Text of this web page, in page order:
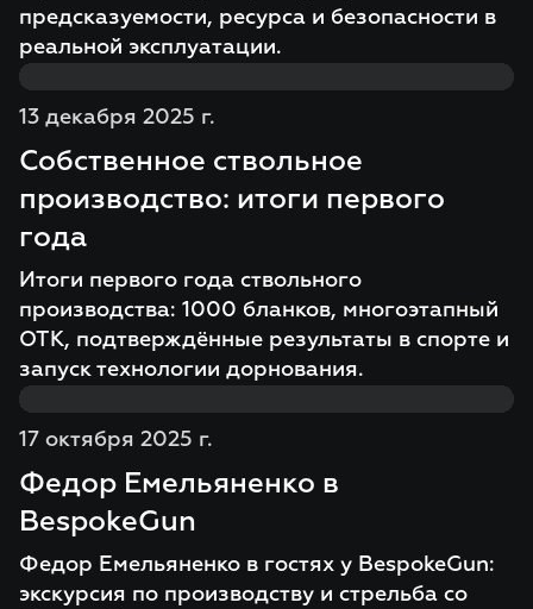
предсказуемости, ресурса и безопасности в
реальной эксплуатации.
13 декабря 2025 г.
Собственное ствольное
производство: итоги первого
года
Итоги первого года ствольного
производства: 1000 бланков, многоэтапный
ОТК, подтверждённые результаты в спорте и
запуск технологии дорнования.
17 октября 2025 г.
Федор Емельяненко в
BespokeGun
Федор Емельяненко в гостях у BespokeGun:
экскурсия по производству и стрельба со